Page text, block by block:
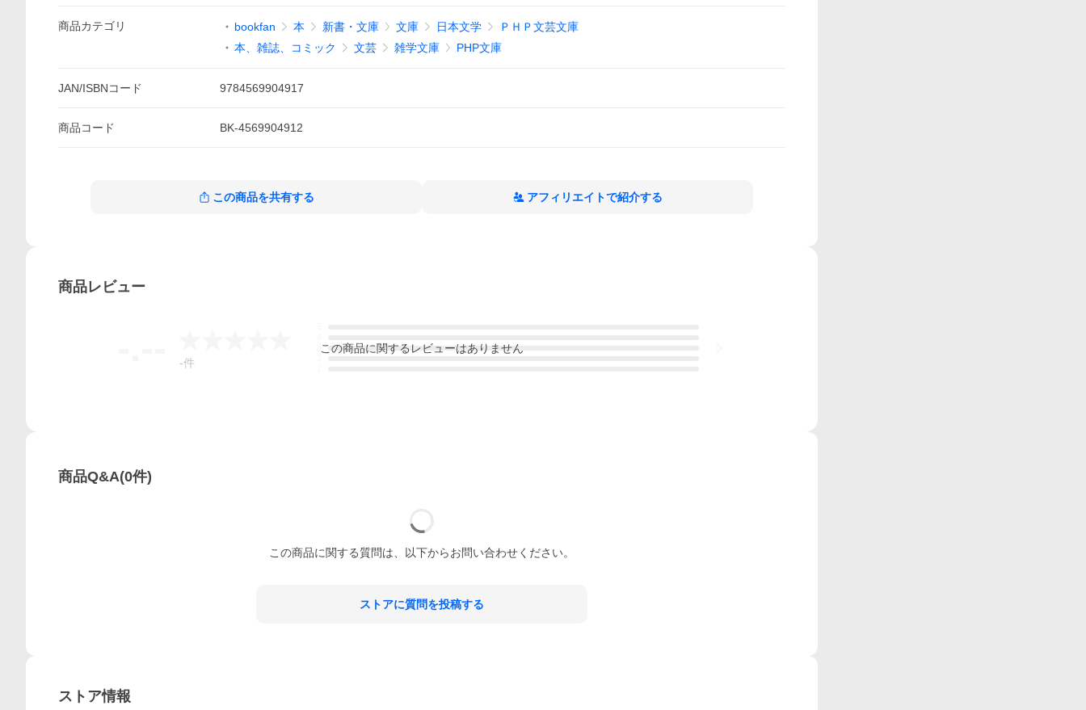
商品カテゴリ bookfan 本 新書・文庫 文庫 日本文学
ＰＨＰ文芸文庫
本、雑誌、コミック
文芸 雑学文庫 PHP文庫
JAN/ISBNコード 9784569904917
商品コード BK-4569904912
この商品を共有する アフィリエイトで紹介する
商品レビュー
-件
この商品に関するレビューはありません
商品Q&A(0件)
この商品に関する質問は、以下からお問い合わせください。
ストアに質問を投稿する
ストア情報